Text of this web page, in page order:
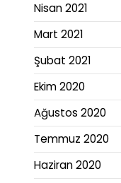
Nisan 2021
Mart 2021
Şubat 2021
Ekim 2020
Ağustos 2020
Temmuz 2020
Haziran 2020